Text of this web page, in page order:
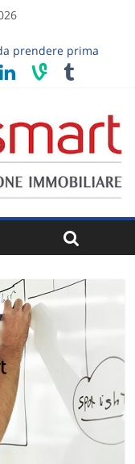
prendere prima
“ci
verità e visite
su una vendita
luce, privacy e